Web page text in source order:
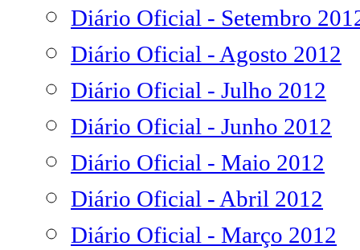
Diário Oficial - Setembro
Diário Oficial - Agosto 2012
Diário Oficial - Julho 2012
Diário Oficial - Junho 2012
Diário Oficial - Maio 2012
Diário Oficial - Abril 2012
Diário Oficial - Março 2012